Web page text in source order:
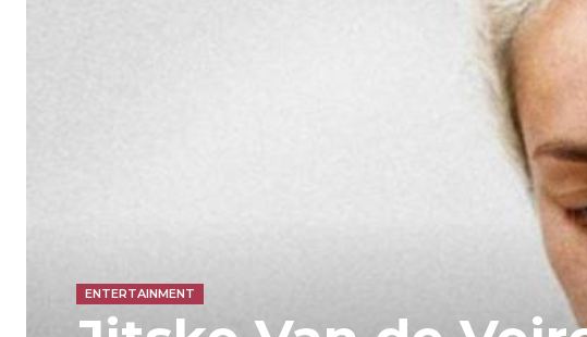
ENTERTAINMENT